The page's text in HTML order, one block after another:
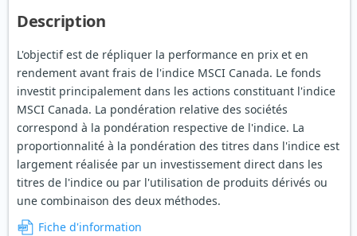
Description
L'objectif est de répliquer la performance en prix et en
rendement avant frais de l'indice MSCI Canada. Le fonds
investit principalement dans les actions constituant l'indice
MSCI Canada. La pondération relative des sociétés
correspond à la pondération respective de l'indice. La
proportionnalité à la pondération des titres dans l'indice est
largement réalisée par un investissement direct dans les
titres de l'indice ou par l'utilisation de produits dérivés ou
une combinaison des deux méthodes.
Fiche d'information